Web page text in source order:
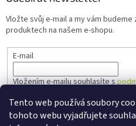
Tento web používá soubory
tohoto webu vyjadřujete
Vložte svůj e-mail a my vám
produktech na našem e-shopu.
E-mail
Vložením e-mailu souhlasíte s
PŘIHLÁSIT SE